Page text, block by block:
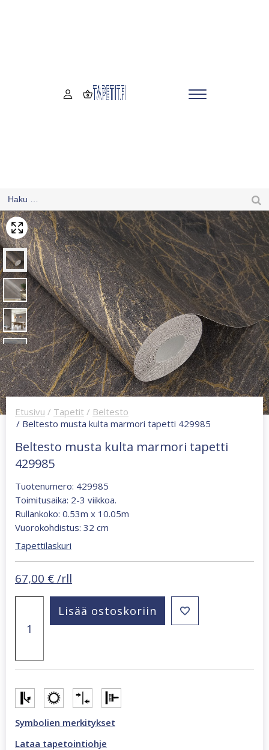
Etusivu / Tapetit / Beltesto
/ Beltesto musta kulta marmori tapetti 429985
Beltesto musta kulta marmori tapetti
429985
Tuotenumero: 429985
Toimitusaika: 2-3 viikkoa.
Rullankoko: 0.53m x 10.05m
Vuorokohdistus: 32 cm
Tapettilaskuri
67,00 € /rll
kulta
429985
määrä
Lisää ostoskoriin
Symbolien merkitykset
Lataa tapetointiohje